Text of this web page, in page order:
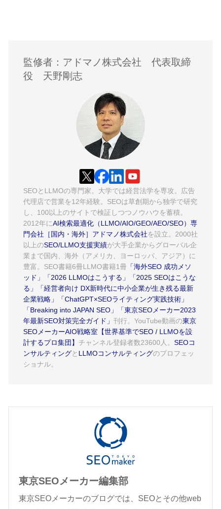
監修者：アドマノ株式会社 代表取締
役 天野剛志
SEOとLLMOの専門家。大学では経営法学を専攻。広告
代理店で営業を12年経験。SEOは草創期から独学で研究
し、100以上のサイトで検証しつつノウハウを蓄積。
2012年にAI検索最適化（LLMO/AIO/GEO/AEO/SEO）専
門会社［国内・海外］アドマノ株式会社を設立。2000社
以上のSEO/LLMO支援実績が大手企業からグローバル企
業まで国内、海外（アメリカ、ヨーロッパ、アジア）に
豊富。SEO書籍6冊LLMO書籍1冊 「海外SEO 成功メソ
ッド」
「2026 LLMOはこうする」
「2025 SEOはこうな
る」
「経営者向け DX新時代に中小企業が生き残る最新
企業戦略」
「ChatGPT×SEOライティング実践技術」
「Breaking into JAPAN SEO」
「東京SEOメーカー2023
年最新SEO対策完全ガイド」 刊行。YouTube動画の東京
SEOメーカーAIO戦略室【世界基準でSEO / LLMOを設
計するプロ集団】 チャンネル登録者数23600人。 SEOコ
ンサルティングと LLMOコンサルティングのプロフェッ
ショナル。
東京SEOメーカー編集部
東京SEOメーカーのブログでは、SEOとその他web